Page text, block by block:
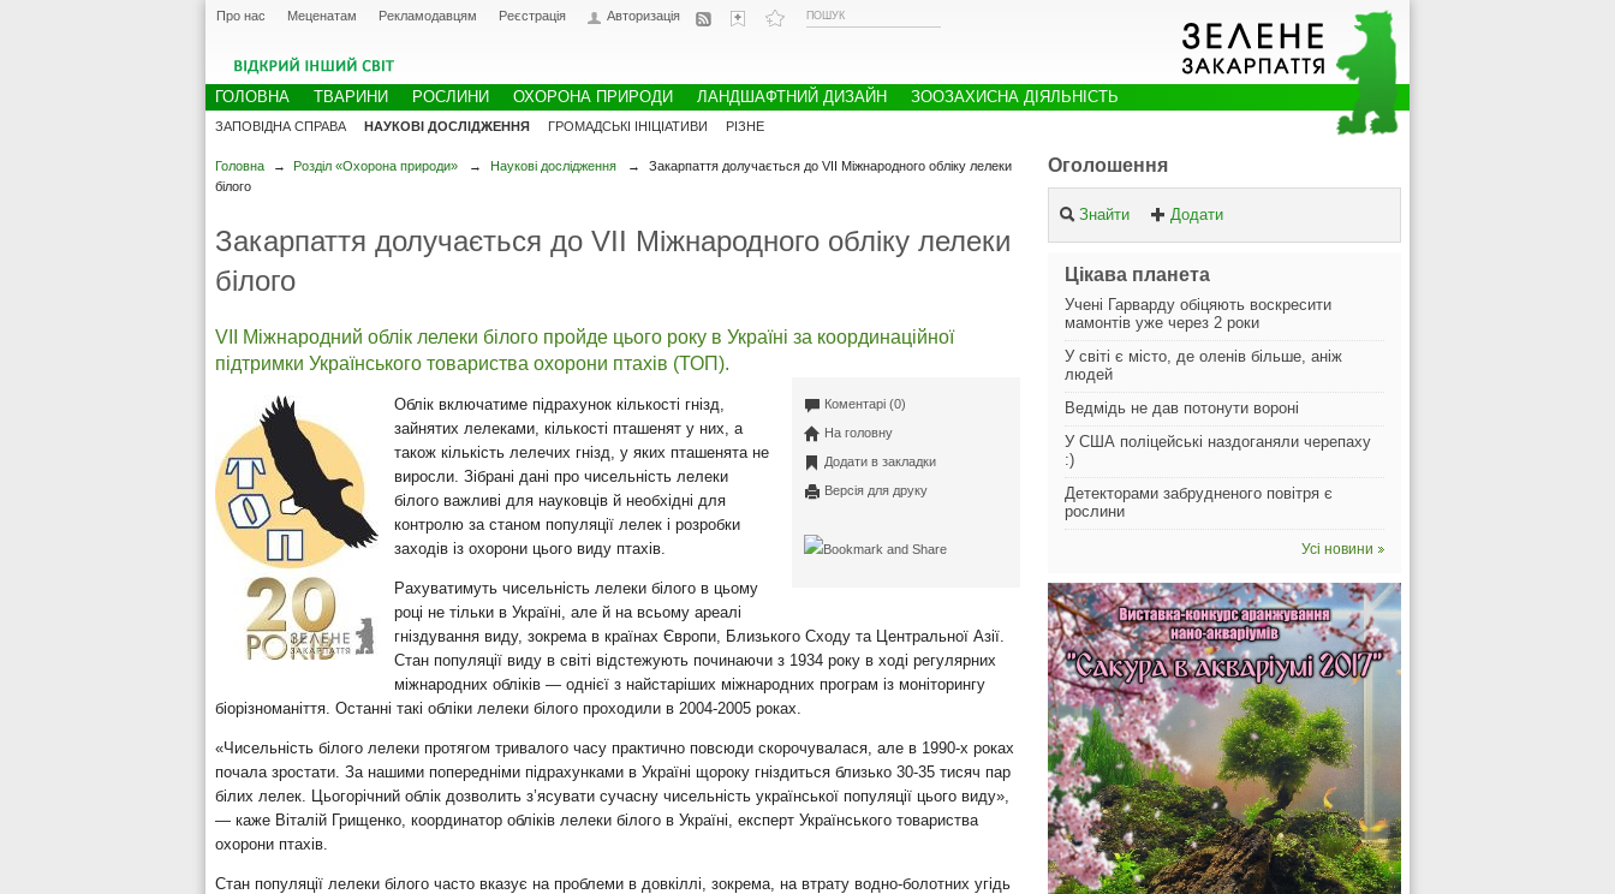
Головна → Розділ «Охорона природи» → Наукові дослідження →
Закарпаття долучається до VII Міжнародного обліку лелеки
білого
Закарпаття долучається до VII Міжнародного обліку лелеки
білого
VII Міжнародний облік лелеки білого пройде цього року в Україні за координаційної
підтримки Українського товариства охорони птахів (ТОП).
Коментарі (0)
На головну
Додати в закладки
Версія для друку
Облік включатиме підрахунок кількості гнізд,
зайнятих лелеками, кількості пташенят у них, а
також кількість лелечих гнізд, у яких пташенята не
виросли. Зібрані дані про чисельність лелеки
білого важливі для науковців й необхідні для
контролю за станом популяції лелек і розробки
заходів із охорони цього виду птахів.
Рахуватимуть чисельність лелеки білого в цьому
році не тільки в Україні, але й на всьому ареалі
гніздування виду, зокрема в країнах Європи, Близького Сходу та Центральної Азії.
Стан популяції виду в світі відстежують починаючи з 1934 року в ході регулярних
міжнародних обліків — однієї з найстаріших міжнародних програм із моніторингу
біорізноманіття. Останні такі обліки лелеки білого проходили в 2004-2005 роках.
«Чисельність білого лелеки протягом тривалого часу практично повсюди скорочувалася, але в 1990-х роках
почала зростати. За нашими попередніми підрахунками в Україні щороку гніздиться близько 30-35 тисяч пар
білих лелек. Цьогорічний облік дозволить з’ясувати сучасну чисельність української популяції цього виду»,
— каже Віталій Грищенко, координатор обліків лелеки білого в Україні, експерт Українського товариства
охорони птахів.
Стан популяції лелеки білого часто вказує на проблеми в довкіллі, зокрема, на втрату водно-болотних угідь
Оголошення
Знайти Додати
Цікава планета
Учені Гарварду обіцяють воскресити
мамонтів уже через 2 роки
У світі є місто, де оленів більше, аніж
людей
Ведмідь не дав потонути вороні
У США поліцейські наздоганяли черепаху
:)
Детекторами забрудненого повітря є
рослини
Усі новини
Про нас Меценатам Рекламодавцям Реєстрація Авторизація
ГОЛОВНА ТВАРИНИ РОСЛИНИ ОХОРОНА ПРИРОДИ ЛАНДШАФТНИЙ ДИЗАЙН ЗООЗАХИСНА ДІЯЛЬНІСТЬ
ЗАПОВІДНА СПРАВА НАУКОВІ ДОСЛІДЖЕННЯ ГРОМАДСЬКІ ІНІЦІАТИВИ РІЗНЕ